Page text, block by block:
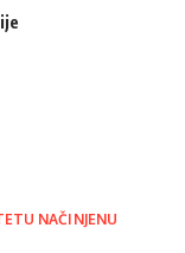
NAČINJENU